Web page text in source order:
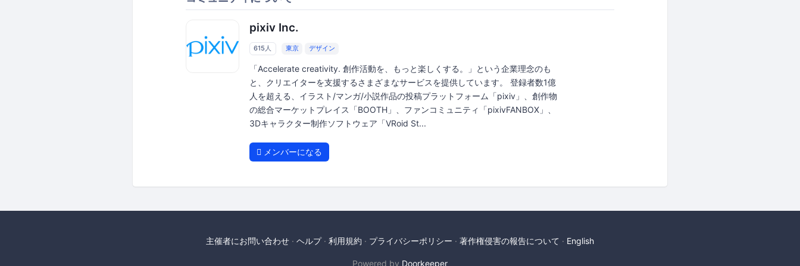
pixiv Inc.
615人 東京 デザイン
「Accelerate creativity. 創作活動を、もっと楽しくする。」という企業理念のも
と、クリエイターを支援するさまざまなサービスを提供しています。 登録者数1億
人を超える、イラスト/マンガ/小説作品の投稿プラットフォーム「pixiv」、創作物
の総合マーケットプレイス「BOOTH」、ファンコミュニティ「pixivFANBOX」、
3Dキャラクター制作ソフトウェア「VRoid St...
メンバーになる
主催者にお問い合わせ ヘルプ 利用規約 プライバシーポリシー 著作権侵害の報告について English
Powered by Doorkeeper